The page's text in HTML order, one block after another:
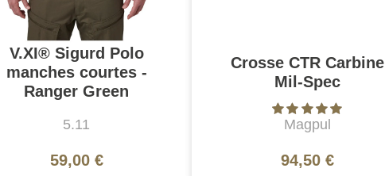
V.XI® Sigurd Polo
manches courtes -
Ranger Green
5.11
59,00 €
Crosse CTR Carbine
Mil-Spec
Magpul
94,50 €